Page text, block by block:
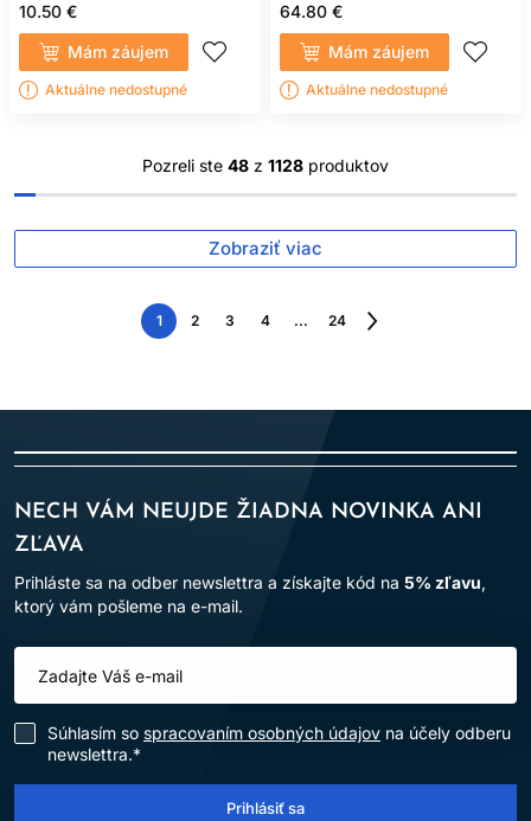
10.50 €
Mám záujem
Aktuálne nedostupné
64.80 €
Mám záujem
Aktuálne nedostupné
Pozreli ste 48 z 1128 produktov
Zobraziť viac
1 2 3 4 ... 24
Nasledujúca
NECH VÁM NEUJDE ŽIADNA NOVINKA ANI
ZĽAVA
Prihláste sa na odber newslettra a získajte kód na 5% zľavu,
ktorý vám pošleme na e-mail.
Súhlasím so spracovaním osobných údajov na účely odberu
newslettra.*
Prihlásiť sa